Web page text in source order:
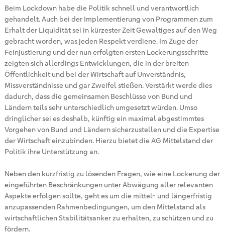
Beim Lockdown habe die Politik schnell und verantwortlich
gehandelt. Auch bei der Implementierung von Programmen zum
Erhalt der Liquidität sei in kürzester Zeit Gewaltiges auf den Weg
gebracht worden, was jeden Respekt verdiene. Im Zuge der
Feinjustierung und der nun erfolgten ersten Lockerungsschritte
zeigten sich allerdings Entwicklungen, die in der breiten
Öffentlichkeit und bei der Wirtschaft auf Unverständnis,
Missverständnisse und gar Zweifel stießen. Verstärkt werde dies
dadurch, dass die gemeinsamen Beschlüsse von Bund und
Ländern teils sehr unterschiedlich umgesetzt würden. Umso
dringlicher sei es deshalb, künftig ein maximal abgestimmtes
Vorgehen von Bund und Ländern sicherzustellen und die Expertise
der Wirtschaft einzubinden. Hierzu bietet die AG Mittelstand der
Politik ihre Unterstützung an.
Neben den kurzfristig zu lösenden Fragen, wie eine Lockerung der
eingeführten Beschränkungen unter Abwägung aller relevanten
Aspekte erfolgen sollte, geht es um die mittel- und längerfristig
anzupassenden Rahmenbedingungen, um den Mittelstand als
wirtschaftlichen Stabilitätsanker zu erhalten, zu schützen und zu
fördern.